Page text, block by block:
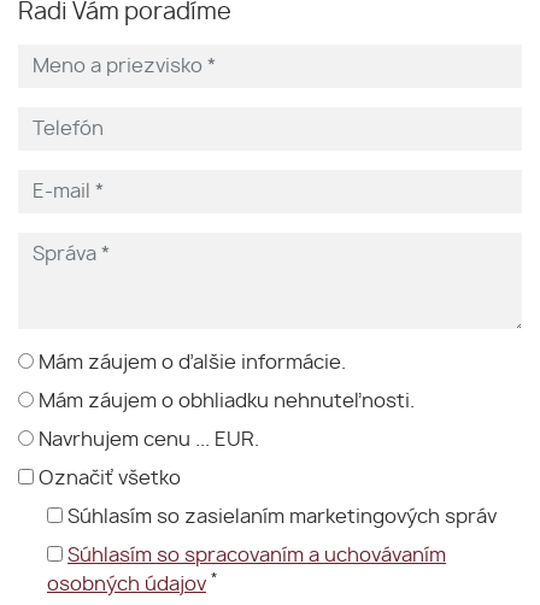
Radi Vám poradíme
Mám záujem o ďalšie informácie.
Mám záujem o obhliadku nehnuteľnosti.
Navrhujem cenu ... EUR.
Označiť všetko
Súhlasím so zasielaním marketingových správ
Súhlasím so spracovaním a uchovávaním
osobných údajov *